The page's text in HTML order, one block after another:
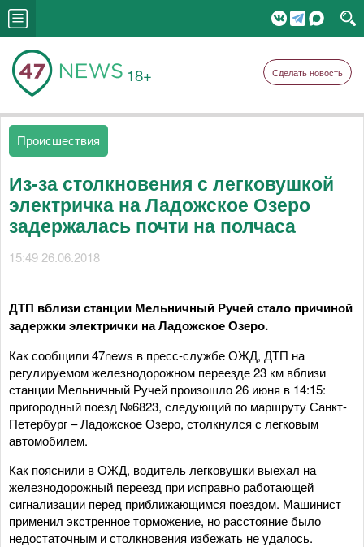
18+ Сделать новость
Происшествия
Из-за столкновения с легковушкой
электричка на Ладожское Озеро
задержалась почти на полчаса
15:49 26.06.2018
ДТП вблизи станции Мельничный Ручей стало причиной
задержки электрички на Ладожское Озеро.
Как сообщили 47news в пресс-службе ОЖД, ДТП на
регулируемом железнодорожном переезде 23 км вблизи
станции Мельничный Ручей произошло 26 июня в 14:15:
пригородный поезд №6823, следующий по маршруту Санкт-
Петербург – Ладожское Озеро, столкнулся с легковым
автомобилем.
Как пояснили в ОЖД, водитель легковушки выехал на
железнодорожный переезд при исправно работающей
сигнализации перед приближающимся поездом. Машинист
применил экстренное торможение, но расстояние было
недостаточным и столкновения избежать не удалось.